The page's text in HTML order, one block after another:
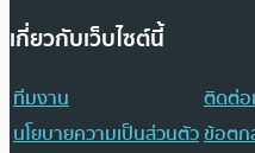
เกี่ยวกับเว็บไซต์นี้
ทีมงาน
ติดต่อ
นโยบายความเป็นส่วนตัวข้อตก